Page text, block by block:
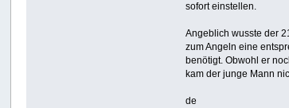
sofort einstellen.
Angeblich wusste der
zum Angeln eine
benötigt. Obwohl er
kam der junge Mann
de